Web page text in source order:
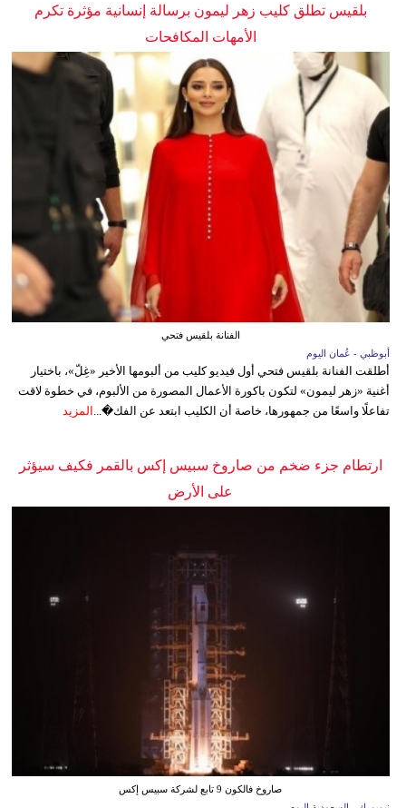
بلقيس تطلق كليب زهر ليمون برسالة إنسانية مؤثرة تكرم
الأمهات المكافحات
الفنانة بلقيس فتحي
أبوظبي - عُمان اليوم
أطلقت الفنانة بلقيس فتحي أول فيديو كليب من ألبومها الأخير «غِلّ»، باختيار
أغنية «زهر ليمون» لتكون باكورة الأعمال المصورة من الألبوم، في خطوة لاقت
تفاعلًا واسعًا من جمهورها، خاصة أن الكليب ابتعد عن الفك�... المزيد
ارتطام جزء ضخم من صاروخ سبيس إكس بالقمر فكيف سيؤثر
على الأرض
صاروخ فالكون 9 تابع لشركة سبيس إكس